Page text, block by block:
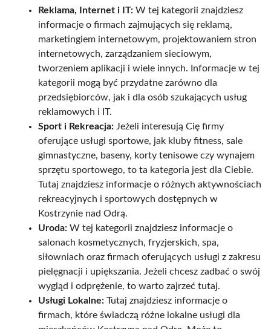
Reklama, Internet i IT: W tej kategorii znajdziesz
informacje o firmach zajmujących się reklamą,
marketingiem internetowym, projektowaniem stron
internetowych, zarządzaniem sieciowym,
tworzeniem aplikacji i wiele innych. Informacje w tej
kategorii mogą być przydatne zarówno dla
przedsiębiorców, jak i dla osób szukających usług
reklamowych i IT.
Sport i Rekreacja: Jeżeli interesują Cię firmy
oferujące usługi sportowe, jak kluby fitness, sale
gimnastyczne, baseny, korty tenisowe czy wynajem
sprzętu sportowego, to ta kategoria jest dla Ciebie.
Tutaj znajdziesz informacje o różnych aktywnościach
rekreacyjnych i sportowych dostępnych w
Kostrzynie nad Odrą.
Uroda: W tej kategorii znajdziesz informacje o
salonach kosmetycznych, fryzjerskich, spa,
siłowniach oraz firmach oferujących usługi z zakresu
pielęgnacji i upiększania. Jeżeli chcesz zadbać o swój
wygląd i odprężenie, to warto zajrzeć tutaj.
Usługi Lokalne: Tutaj znajdziesz informacje o
firmach, które świadczą różne lokalne usługi dla